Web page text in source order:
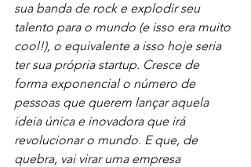
sua banda de rock e explodir seu
talento para o mundo (e isso era muito
cool!), o equivalente a isso hoje seria
ter sua própria startup. Cresce de
forma exponencial o número de
pessoas que querem lançar aquela
ideia única e inovadora que irá
revolucionar o mundo. E que, de
quebra, vai virar uma empresa